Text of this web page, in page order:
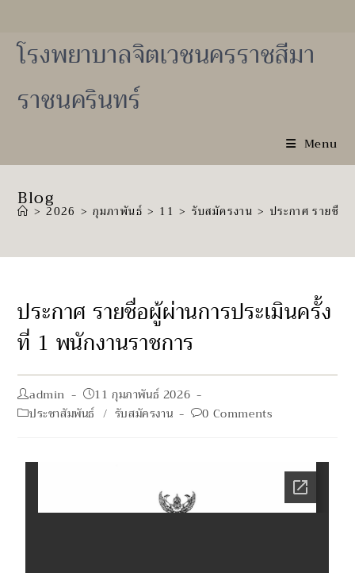
โรงพยาบาลจิตเวชนครราชสีมา
ราชนครินทร์
Menu
Blog
> 2026 > กุมภาพันธ์ > 11 > รับสมัครงาน > ประกาศ รายชื่อ
ประกาศ รายชื่อผู้ผ่านการประเมินครั้ง
ที่ 1 พนักงานราชการ
admin
11 กุมภาพันธ์ 2026
ประชาสัมพันธ์ / รับสมัครงาน 0 Comments